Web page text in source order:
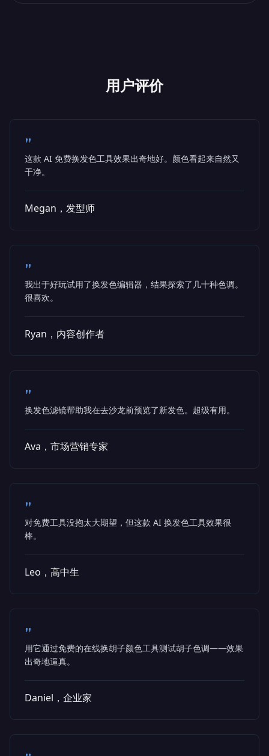
用户评价
"
这款 AI 免费换发色工具效果出奇地好。颜色看起来自然又
干净。
Megan，发型师
"
我出于好玩试用了换发色编辑器，结果探索了几十种色调。
很喜欢。
Ryan，内容创作者
"
换发色滤镜帮助我在去沙龙前预览了新发色。超级有用。
Ava，市场营销专家
"
对免费工具没抱太大期望，但这款 AI 换发色工具效果很
棒。
Leo，高中生
"
用它通过免费的在线换胡子颜色工具测试胡子色调——效果
出奇地逼真。
Daniel，企业家